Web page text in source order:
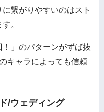
繋がりやすいのはスト
。
」のパターンがずば抜
キャラによっても信頼
/ウェディング